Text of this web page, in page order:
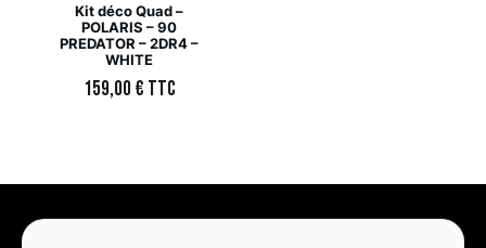
Kit déco Quad –
POLARIS – 90
PREDATOR – 2DR4 –
WHITE
159,00€ TTC